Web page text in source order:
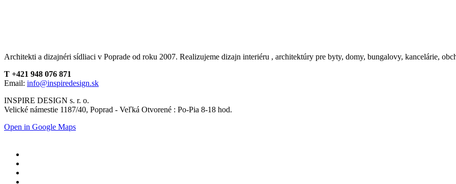
Architekti a dizajnéri sídliaci v Poprade od roku 2007. Realizujeme dizajn interiéru , architektúry pre byty, domy, bungalovy, kancelárie,
T +421 948 076 871
Email: info@inspiredesign.sk
INSPIRE DESIGN s. r. o.
Velické námestie 1187/40, Poprad - Veľká Otvorené : Po-Pia 8-18 hod.
Open in Google Maps